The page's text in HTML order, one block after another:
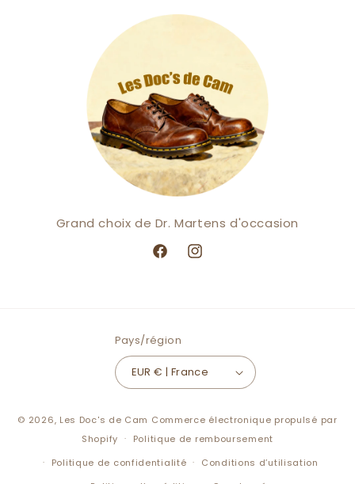
Grand choix de Dr. Martens d'occasion
FacebookInstagram
Pays/région
EUR € | France
© 2026, Les Doc's de Cam Commerce électronique propulsé par
Shopify
Politique de remboursement
Politique de confidentialité
Conditions d’utilisation